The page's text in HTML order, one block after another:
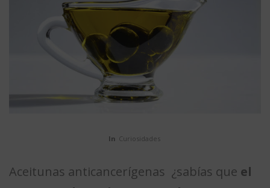
In Curiosidades
Aceitunas anticancerígenas ¿sabías que el